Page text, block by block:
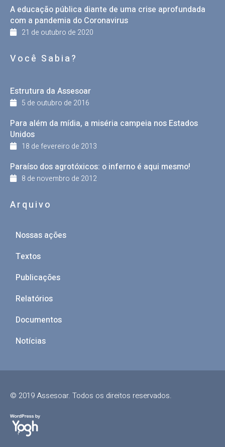
A educação pública diante de uma crise aprofundada
com a pandemia do Coronavirus
21 de outubro de 2020
Você Sabia?
Estrutura da Assesoar
5 de outubro de 2016
Para além da mídia, a miséria campeia nos Estados
Unidos
18 de fevereiro de 2013
Paraíso dos agrotóxicos: o inferno é aqui mesmo!
8 de novembro de 2012
Arquivo
Nossas ações
Textos
Publicações
Relatórios
Documentos
Notícias
© 2019 Assesoar. Todos os direitos reservados.